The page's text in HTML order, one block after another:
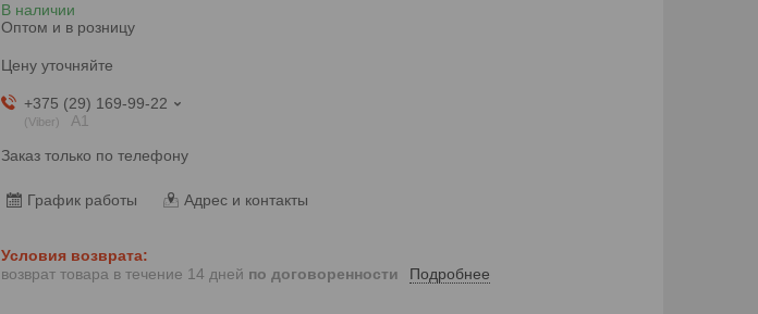
В наличии
Оптом и в розницу
Цену уточняйте
+375 (29) 169-99-22
Viber
А1
Заказ только по телефону
График работы Адрес и контакты
возврат товара в течение 14 дней по договоренности Подробнее